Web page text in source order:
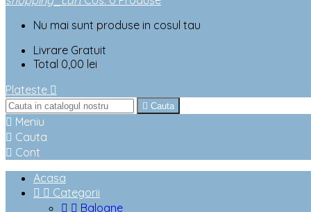
Nu mai sunt produse in cosul tau
Livrare Gratuit
Total 0,00 lei
Plateste 
 Cauta
 Meniu
 Cauta
 Cont
Acasa
  Categorii
  Baloane